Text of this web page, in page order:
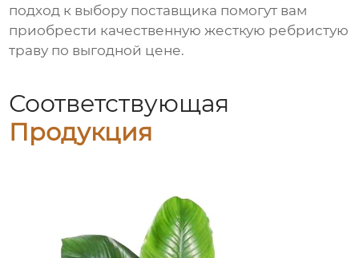
подход к выбору поставщика помогут вам
приобрести качественную жесткую ребристую
траву по выгодной цене.
Соответствующая
Продукция